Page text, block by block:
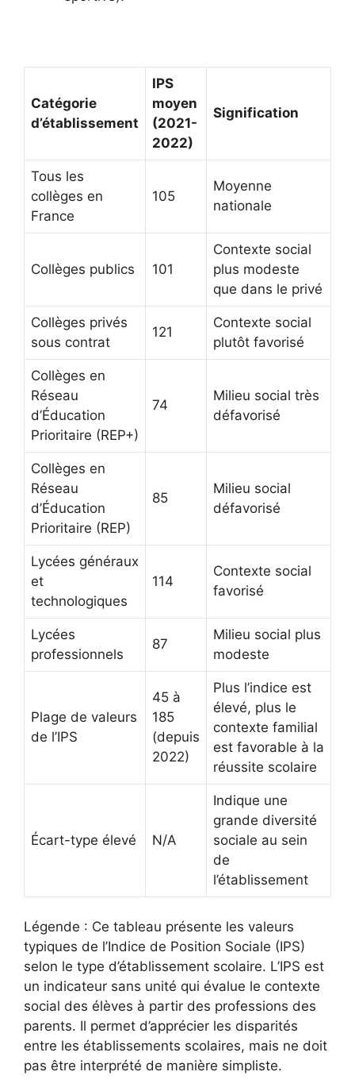
Catégorie
d’établissement
IPS
moyen
(2021-
2022)
Signification
Tous les
collèges en
France
105
Moyenne
nationale
Collèges publics 101
Contexte social
plus modeste
que dans le privé
Collèges privés
sous contrat
121
Contexte social
plutôt favorisé
Collèges en
Réseau
d’Éducation
Prioritaire (REP+)
74
Milieu social très
défavorisé
Collèges en
Réseau
d’Éducation
Prioritaire (REP)
85
Milieu social
défavorisé
Lycées généraux
et
technologiques
114
Contexte social
favorisé
Lycées
professionnels
87
Milieu social plus
modeste
Plage de valeurs
de l’IPS
45 à
185
(depuis
2022)
Plus l’indice est
élevé, plus le
contexte familial
est favorable à la
réussite scolaire
Écart-type élevé N/A
Indique une
grande diversité
sociale au sein
de
l’établissement
Légende : Ce tableau présente les valeurs
typiques de l’Indice de Position Sociale (IPS)
selon le type d’établissement scolaire. L’IPS est
un indicateur sans unité qui évalue le contexte
social des élèves à partir des professions des
parents. Il permet d’apprécier les disparités
entre les établissements scolaires, mais ne doit
pas être interprété de manière simpliste.